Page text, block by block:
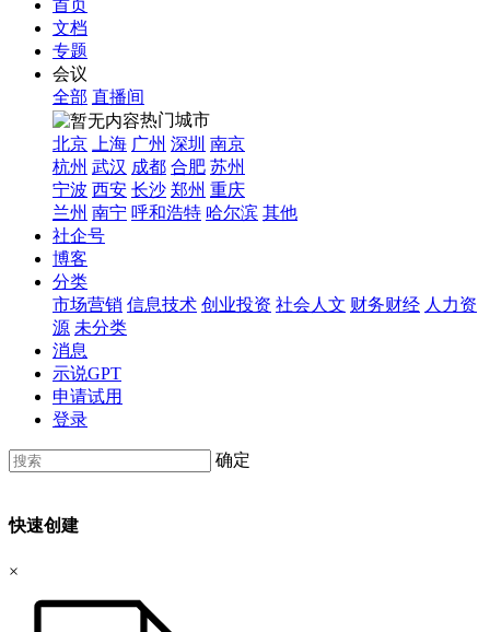
首页
文档
专题
会议
全部 直播间
热门城市
北京
上海 广州 深圳 南京
杭州 武汉 成都 合肥 苏州
宁波 西安 长沙 郑州 重庆
兰州 南宁 呼和浩特 哈尔滨 其他
社企号
博客
分类
市场营销 信息技术 创业投资 社会人文 财务财经 人力资
源 未分类
消息
示说GPT
申请试用
登录
确定
快速创建
×